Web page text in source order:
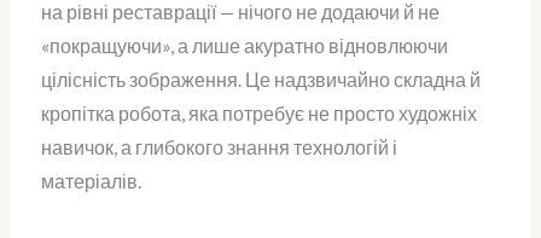
на рівні реставрації — нічого не додаючи й не
«покращуючи», а лише акуратно відновлюючи
цілісність зображення. Це надзвичайно складна й
кропітка робота, яка потребує не просто художніх
навичок, а глибокого знання технологій і
матеріалів.